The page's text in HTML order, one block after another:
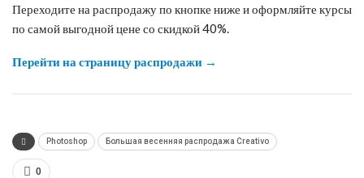
Переходите на распродажу по кнопке ниже и оформляйте курсы
по самой выгодной цене со скидкой 40%.
Перейти на страницу распродажи →
Photoshop Большая весенняя распродажа Creativo
0